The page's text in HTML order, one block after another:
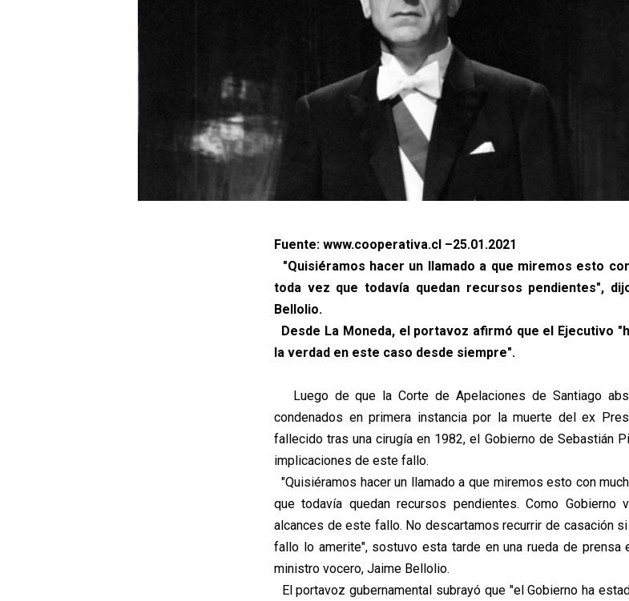
Fuente: www.cooperativa.cl –25.01.2021
"Quisiéramos hacer un llamado a que miremos esto
toda vez que todavía quedan recursos pendientes",
Bellolio.
Desde La Moneda, el portavoz afirmó que el Ejecutivo
la verdad en este caso desde siempre".
Luego de que la Corte de Apelaciones de Santiago
condenados en primera instancia por la muerte del ex
fallecido tras una cirugía en 1982, el Gobierno de Sebastián
implicaciones de este fallo.
"Quisiéramos hacer un llamado a que miremos esto con
que todavía quedan recursos pendientes. Como
alcances de este fallo. No descartamos recurrir de casación
fallo lo amerite", sostuvo esta tarde en una rueda de prensa
ministro vocero, Jaime Bellolio.
El portavoz gubernamental subrayó que "el Gobierno ha